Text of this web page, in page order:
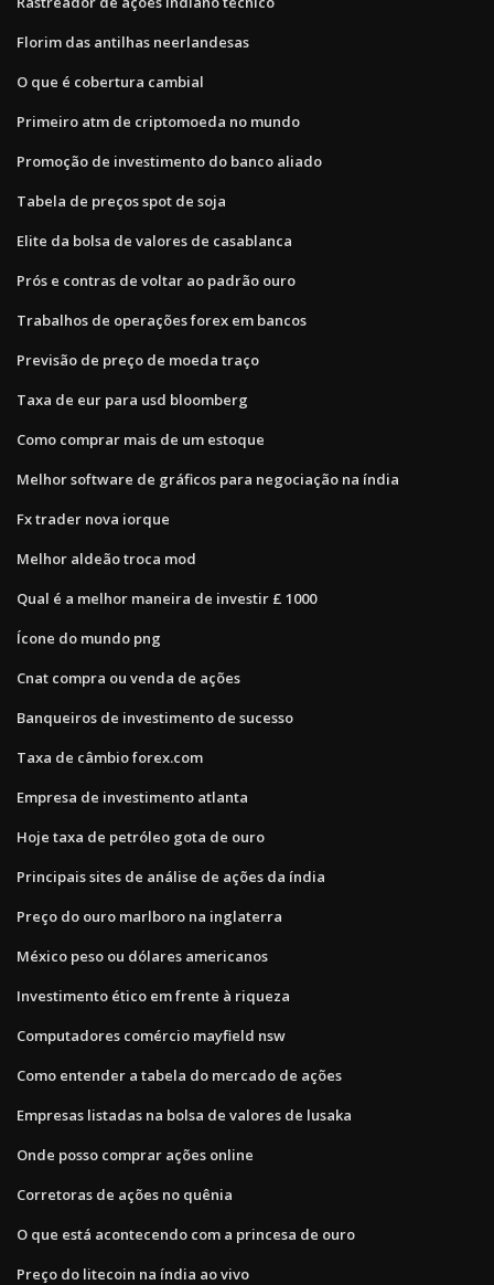
Florim das antilhas neerlandesas
O que é cobertura cambial
Primeiro atm de criptomoeda no mundo
Promoção de investimento do banco aliado
Tabela de preços spot de soja
Elite da bolsa de valores de casablanca
Prós e contras de voltar ao padrão ouro
Trabalhos de operações forex em bancos
Previsão de preço de moeda traço
Taxa de eur para usd bloomberg
Como comprar mais de um estoque
Melhor software de gráficos para negociação na índia
Fx trader nova iorque
Melhor aldeão troca mod
Qual é a melhor maneira de investir £ 1000
Ícone do mundo png
Cnat compra ou venda de ações
Banqueiros de investimento de sucesso
Taxa de câmbio forex.com
Empresa de investimento atlanta
Hoje taxa de petróleo gota de ouro
Principais sites de análise de ações da índia
Preço do ouro marlboro na inglaterra
México peso ou dólares americanos
Investimento ético em frente à riqueza
Computadores comércio mayfield nsw
Como entender a tabela do mercado de ações
Empresas listadas na bolsa de valores de lusaka
Onde posso comprar ações online
Corretoras de ações no quênia
O que está acontecendo com a princesa de ouro
Preço do litecoin na índia ao vivo